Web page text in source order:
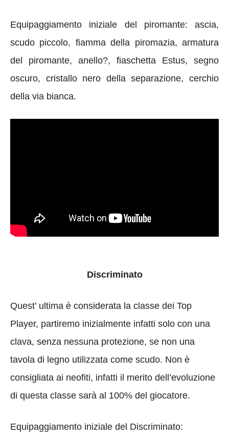
Equipaggiamento iniziale del piromante: ascia,
scudo piccolo, fiamma della piromazia, armatura
del piromante, anello?, fiaschetta Estus, segno
oscuro, cristallo nero della separazione, cerchio
della via bianca.
Discriminato
Quest’ ultima è considerata la classe dei Top
Player, partiremo inizialmente infatti solo con una
clava, senza nessuna protezione, se non una
tavola di legno utilizzata come scudo. Non è
consigliata ai neofiti, infatti il merito dell’evoluzione
di questa classe sarà al 100% del giocatore.
Equipaggiamento iniziale del Discriminato: